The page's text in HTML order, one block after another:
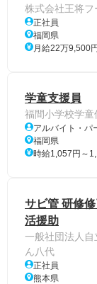
株式会社王将フ
正社員
福岡県
月給22万9,500
学童支援員
福間小学校学童
アルバイト・パ
福岡県
時給1,057円～
サビ管 研修
活援助
一般社団法人
ん八代
正社員
熊本県